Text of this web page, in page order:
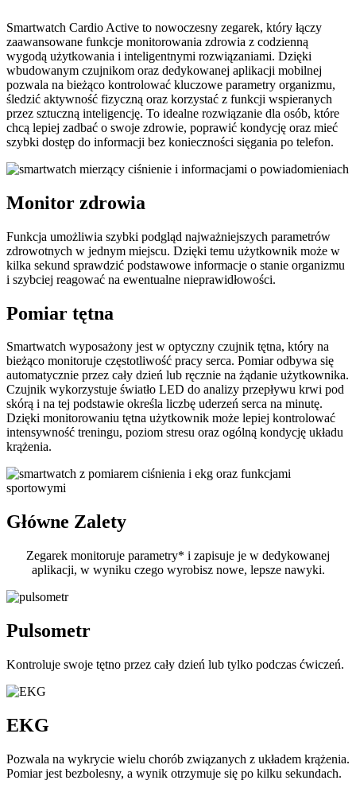
Smartwatch Cardio Active to nowoczesny zegarek, który łączy
zaawansowane funkcje monitorowania zdrowia z codzienną
wygodą użytkowania i inteligentnymi rozwiązaniami. Dzięki
wbudowanym czujnikom oraz dedykowanej aplikacji mobilnej
pozwala na bieżąco kontrolować kluczowe parametry organizmu,
śledzić aktywność fizyczną oraz korzystać z funkcji wspieranych
przez sztuczną inteligencję. To idealne rozwiązanie dla osób, które
chcą lepiej zadbać o swoje zdrowie, poprawić kondycję oraz mieć
szybki dostęp do informacji bez konieczności sięgania po telefon.
Monitor zdrowia
Funkcja umożliwia szybki podgląd najważniejszych parametrów
zdrowotnych w jednym miejscu. Dzięki temu użytkownik może w
kilka sekund sprawdzić podstawowe informacje o stanie organizmu
i szybciej reagować na ewentualne nieprawidłowości.
Pomiar tętna
Smartwatch wyposażony jest w optyczny czujnik tętna, który na
bieżąco monitoruje częstotliwość pracy serca. Pomiar odbywa się
automatycznie przez cały dzień lub ręcznie na żądanie użytkownika.
Czujnik wykorzystuje światło LED do analizy przepływu krwi pod
skórą i na tej podstawie określa liczbę uderzeń serca na minutę.
Dzięki monitorowaniu tętna użytkownik może lepiej kontrolować
intensywność treningu, poziom stresu oraz ogólną kondycję układu
krążenia.
Główne Zalety
Zegarek monitoruje parametry* i zapisuje je w dedykowanej
aplikacji, w wyniku czego wyrobisz nowe, lepsze nawyki.
Pulsometr
Kontroluje swoje tętno przez cały dzień lub tylko podczas ćwiczeń.
EKG
Pozwala na wykrycie wielu chorób związanych z układem krążenia.
Pomiar jest bezbolesny, a wynik otrzymuje się po kilku sekundach.